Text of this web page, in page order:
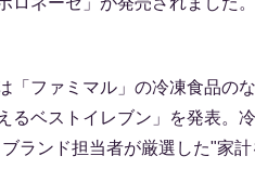
「ファミマル」の冷凍食品の
るベストイレブン」を発表。
ランド担当者が厳選した"家